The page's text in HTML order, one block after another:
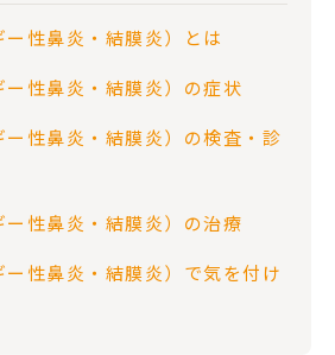
性鼻炎・結膜炎）とは
性鼻炎・結膜炎）の症状
性鼻炎・結膜炎）の検査・診
性鼻炎・結膜炎）の治療
性鼻炎・結膜炎）で気を付け